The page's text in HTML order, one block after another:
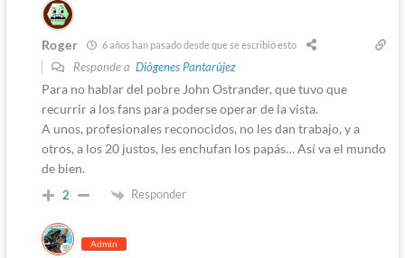
Roger 6 años han pasado desde que se escribió esto
Responde a Diógenes Pantarújez
Para no hablar del pobre John Ostrander, que tuvo que
recurrir a los fans para poderse operar de la vista.
A unos, profesionales reconocidos, no les dan trabajo, y a
otros, a los 20 justos, les enchufan los papás… Así va el mundo
de bien.
2 Responder
Admin